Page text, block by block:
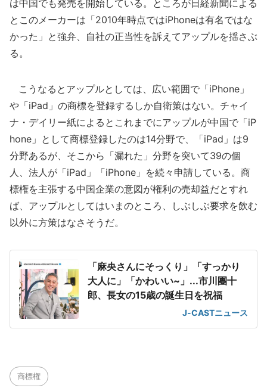
は中国でも発売を開始している。ところが日経新聞による
とこのメーカーは「2010年時点ではiPhoneは有名ではな
かった」と強弁、自社の正当性を訴えてアップルを揺さぶ
る。
こうなるとアップルとしては、広い範囲で「iPhone」
や「iPad」の商標を登録するしか自衛策はない。チャイ
ナ・デイリー紙によるとこれまでにアップルが中国で「iP
hone」として商標登録したのは14分野で、「iPad」は9
分野あるが、そこから「漏れた」分野を突いて39の個
人、法人が「iPad」「iPhone」を続々申請している。商
標権を主張する中国企業の意図が権利の売却益だとすれ
ば、アップルとしてはいまのところ、しぶしぶ要求を飲む
以外に方策はなさそうだ。
「麻央さんにそっくり」「すっかり
大人に」「かわいい~」...市川團十
郎、長女の15歳の誕生日を祝福
J-CASTニュース
商標権